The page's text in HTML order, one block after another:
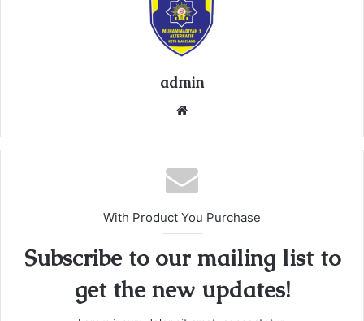
admin
te
With Product You Purchase
Subscribe to our mailing list to
get the new updates!